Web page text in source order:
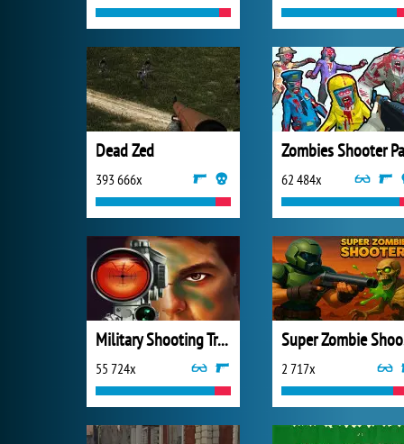
Dead Zed
393 666x 62 484x
Military Shooting Training
55 724x 2 717x